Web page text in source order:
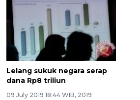
Lelang sukuk negara serap
dana Rp8 triliun
09 July 2019 18:44 WIB, 2019